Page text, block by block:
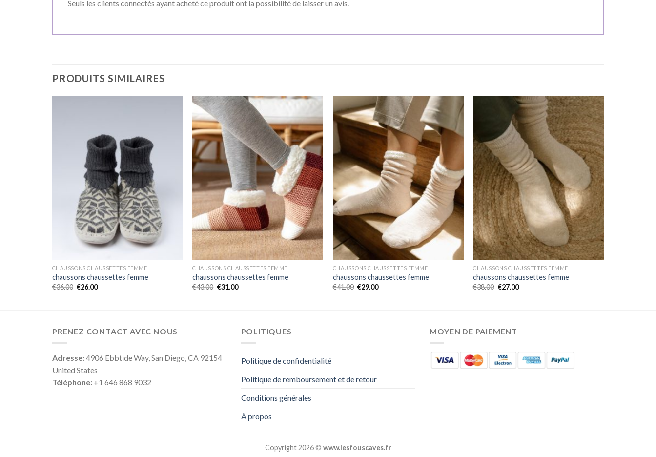
Seuls les clients connectés ayant acheté ce produit ont la possibilité de laisser un avis.
PRODUITS SIMILAIRES
CHAUSSONS CHAUSSETTES FEMME
chaussons chaussettes femme
€36.00 €26.00
CHAUSSONS CHAUSSETTES FEMME
chaussons chaussettes femme
€43.00 €31.00
CHAUSSONS CHAUSSETTES FEMME
chaussons chaussettes femme
€41.00 €29.00
CHAUSSONS CHAUSSETTES FEMME
chaussons chaussettes femme
€38.00 €27.00
PRENEZ CONTACT AVEC NOUS
Adresse:4906 Ebbtide Way, San Diego, CA 92154
United States
Téléphone: +1 646 868 9032
POLITIQUES
Politique de confidentialité
Politique de remboursement et de retour
Conditions générales
À propos
MOYEN DE PAIEMENT
Copyright 2026 © www.lesfouscaves.fr